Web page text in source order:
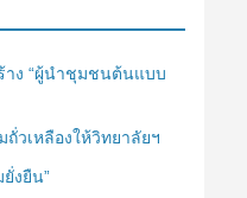
าง “ผู้นำชุมชนต้นแบบ
วเหลืองให้วิทยาลัยฯ
งยืน”